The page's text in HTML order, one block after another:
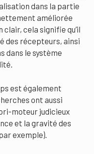
dans la partie
améliorée
cela signifie qu’il
des récepteurs, ainsi
dans le système
est également
ont aussi
moteur judicieux
et la gravité des
exemple).